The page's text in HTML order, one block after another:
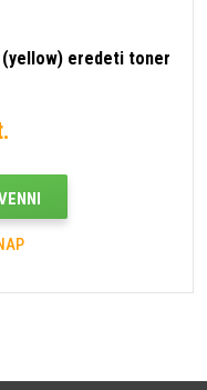
(yellow) eredeti toner